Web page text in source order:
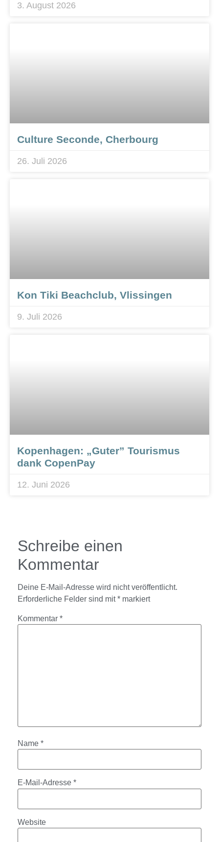
3. August 2026
Culture Seconde, Cherbourg
26. Juli 2026
Kon Tiki Beachclub, Vlissingen
9. Juli 2026
Kopenhagen: „Guter” Tourismus
dank CopenPay
12. Juni 2026
Schreibe einen
Kommentar
Deine E-Mail-Adresse wird nicht veröffentlicht.
Erforderliche Felder sind mit* markiert
Kommentar *
Name *
E-Mail-Adresse *
Website